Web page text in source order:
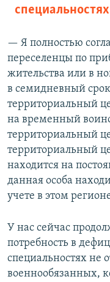
— Я полностью
переселенцы по
жительства или в
в семидневный
территориальный
на временный
территориальный
территориальный
находится на
данная особа
учете в этом
У нас сейчас
потребность в
специальностях не
военнообязанных,